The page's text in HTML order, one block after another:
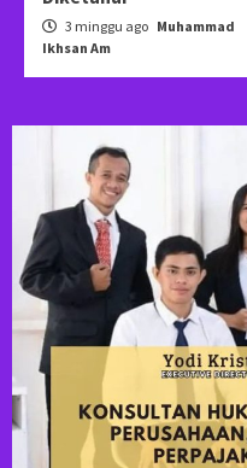
3 minggu ago Muhammad
Ikhsan Am